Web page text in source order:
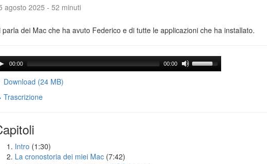
agosto 2025 - 52 minuti
parla dei Mac che ha avuto Federico e di tutte le applicazioni che ha installato.
00:00 00:00
Download (24 MB)
Trascrizione
Intro (1:30)
La cronostoria dei miei Mac (7:42)